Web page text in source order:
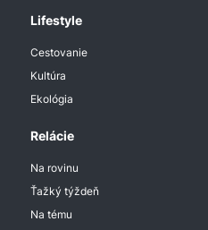
Lifestyle
Cestovanie
Kultúra
Ekológia
Relácie
Na rovinu
Ťažký týždeň
Na tému